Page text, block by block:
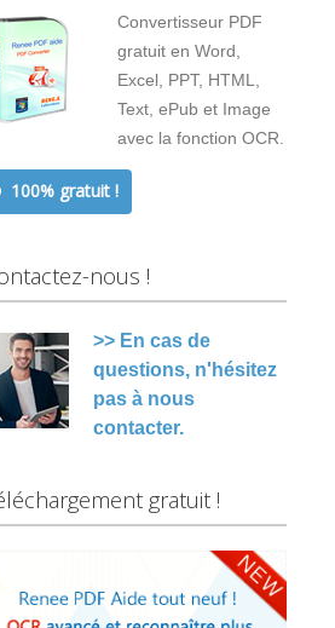
Convertisseur PDF
gratuit en Word,
Excel, PPT, HTML,
Text, ePub et Image
avec la fonction OCR.
100% gratuit !
nous !
>> En cas de
questions, n'hésitez
pas à nous
contacter.
gratuit !